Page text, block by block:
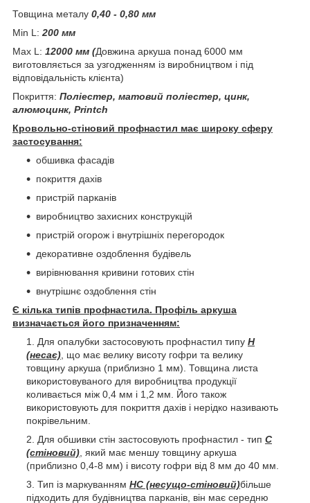
Товщина металу 0,40 - 0,80 мм
Min L: 200 мм
Max L: 12000 мм (Довжина аркуша понад 6000 мм
виготовляється за узгодженням із виробництвом і під
відповідальність клієнта)
Покриття: Поліестер, матовий поліестер, цинк,
алюмоцинк, Printch
Кровольно-стіновий профнастил має широку сферу
застосування:
обшивка фасадів
покриття дахів
пристрій парканів
виробництво захисних конструкцій
пристрій огорож і внутрішніх перегородок
декоративне оздоблення будівель
вирівнювання кривини готових стін
внутрішнє оздоблення стін
Є кілька типів профнастила. Профіль аркуша
визначається його призначенням:
Для опалубки застосовують профнастил типу Н
(несає) , що має велику висоту гофри та велику
товщину аркуша (приблизно 1 мм). Товщина листа
використовуваного для виробництва продукції
коливається між 0,4 мм і 1,2 мм. Його також
використовують для покриття дахів і нерідко називають
покрівельним.
Для обшивки стін застосовують профнастил - тип С
(стіновий) , який має меншу товщину аркуша
(приблизно 0,4-8 мм) і висоту гофри від 8 мм до 40 мм.
Тип із маркуванням НС (несущо-стіновий)більше
підходить для будівництва парканів, він має середню